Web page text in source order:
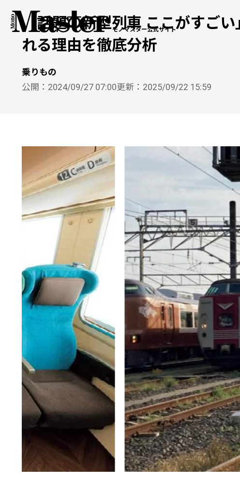
モノマスター公式サイト
「話題の新型列車 ここがすご
れる理由を徹底分析
乗りもの
公開： 2024/09/27 07:00更新： 2025/09/22 15:59